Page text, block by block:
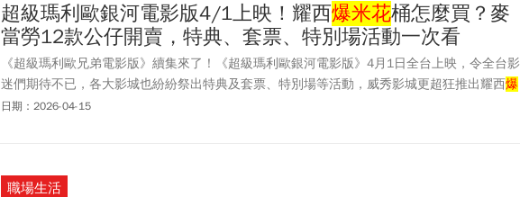
超級瑪利歐銀河電影版4/1上映！耀西爆米花桶怎麼買？麥
當勞12款公仔開賣，特典、套票、特別場活動一次看
《超級瑪利歐兄弟電影版》續集來了！《超級瑪利歐銀河電影版》4月1日全台上映，令全台影
迷們期待不已，各大影城也紛紛祭出特典及套票、特別場等活動，威秀影城更超狂推出耀西爆
米花 桶，電影還沒上映就引發粉絲排爆搶購、黃牛亂象，讓威秀影城宣布開放預購！除了
日期：2026-04-15
職場生活